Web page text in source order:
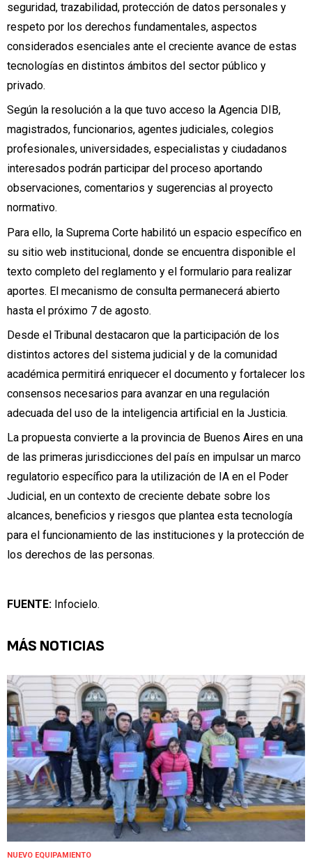
seguridad, trazabilidad, protección de datos personales y
respeto por los derechos fundamentales, aspectos
considerados esenciales ante el creciente avance de estas
tecnologías en distintos ámbitos del sector público y
privado.
Según la resolución a la que tuvo acceso la Agencia DIB,
magistrados, funcionarios, agentes judiciales, colegios
profesionales, universidades, especialistas y ciudadanos
interesados podrán participar del proceso aportando
observaciones, comentarios y sugerencias al proyecto
normativo.
Para ello, la Suprema Corte habilitó un espacio específico en
su sitio web institucional, donde se encuentra disponible el
texto completo del reglamento y el formulario para realizar
aportes. El mecanismo de consulta permanecerá abierto
hasta el próximo 7 de agosto.
Desde el Tribunal destacaron que la participación de los
distintos actores del sistema judicial y de la comunidad
académica permitirá enriquecer el documento y fortalecer los
consensos necesarios para avanzar en una regulación
adecuada del uso de la inteligencia artificial en la Justicia.
La propuesta convierte a la provincia de Buenos Aires en una
de las primeras jurisdicciones del país en impulsar un marco
regulatorio específico para la utilización de IA en el Poder
Judicial, en un contexto de creciente debate sobre los
alcances, beneficios y riesgos que plantea esta tecnología
para el funcionamiento de las instituciones y la protección de
los derechos de las personas.
FUENTE: Infocielo.
MÁS NOTICIAS
NUEVO EQUIPAMIENTO